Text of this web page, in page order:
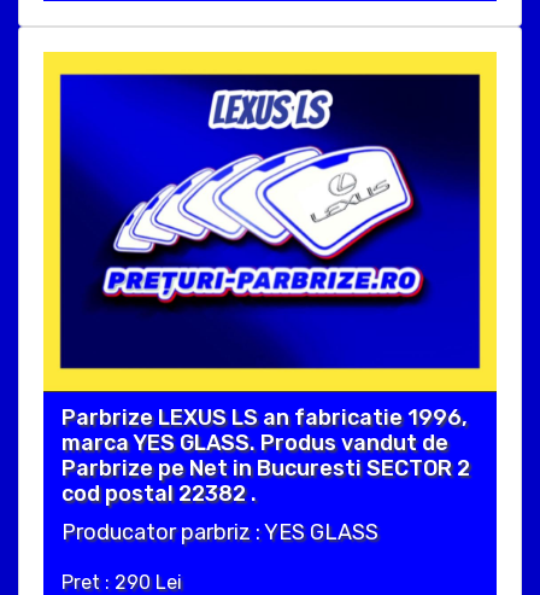
Parbrize LEXUS LS an fabricatie 1996,
marca YES GLASS. Produs vandut de
Parbrize pe Net in Bucuresti SECTOR 2
cod postal 22382 .
Producator parbriz : YES GLASS
Pret : 290 Lei